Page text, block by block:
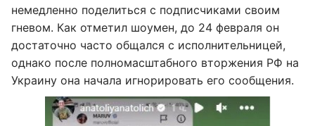
немедленно поделиться с подписчиками своим
гневом. Как отметил шоумен, до 24 февраля он
достаточно часто общался с исполнительницей,
однако после полномасштабного вторжения РФ на
Украину она начала игнорировать его сообщения.